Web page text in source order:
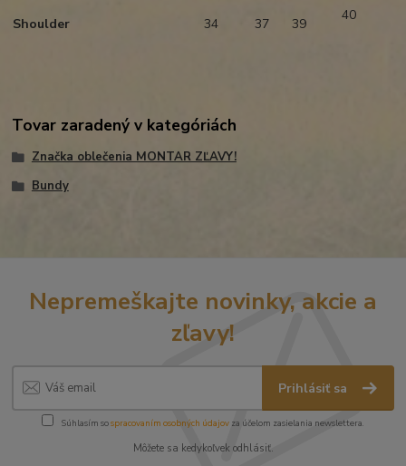
Shoulder
34 37 39
40
Tovar zaradený v kategóriách
Značka oblečenia MONTAR ZĽAVY!
Bundy
Nepremeškajte novinky, akcie a
zľavy!
Prihlásiť sa
Súhlasím sospracovaním osobných údajov za účelom zasielania newslettera.
Môžete sa kedykoľvek odhlásiť.